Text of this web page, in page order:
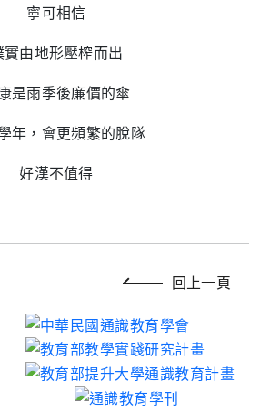
寧可相信
實由地形壓榨而出
是雨季後廉價的傘
年，會更頻繁的脫隊
好漢不值得
回上一頁